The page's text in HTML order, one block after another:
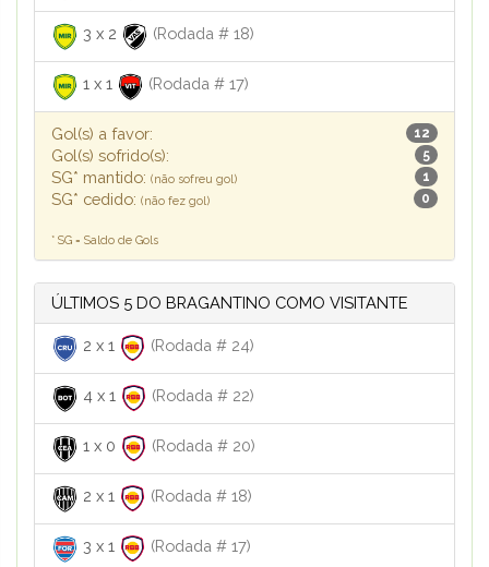
3 x 2 (Rodada # 18)
1 x 1 (Rodada # 17)
Gol(s) a favor: 12
Gol(s) sofrido(s): 5
SG* mantido: (não sofreu gol) 1
SG* cedido: (não fez gol) 0
* SG = Saldo de Gols
ÚLTIMOS 5 DO BRAGANTINO COMO VISITANTE
2 x 1 (Rodada # 24)
4 x 1 (Rodada # 22)
1 x 0 (Rodada # 20)
2 x 1 (Rodada # 18)
3 x 1 (Rodada # 17)